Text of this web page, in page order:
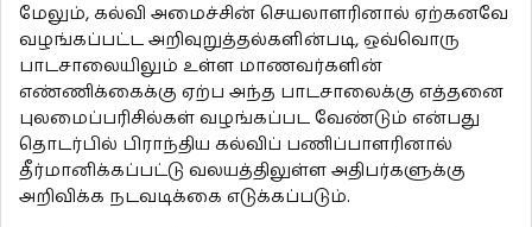
மேலும், கல்வி அமைச்சின் செயலாளரினால் ஏற்கனவே
வழங்கப்பட்ட அறிவுறுத்தல்களின்படி, ஒவ்வொரு
பாடசாலையிலும் உள்ள மாணவர்களின்
எண்ணிக்கைக்கு ஏற்ப அந்த பாடசாலைக்கு எத்தனை
புலமைப்பரிசில்கள் வழங்கப்பட வேண்டும் என்பது
தொடர்பில் பிராந்திய கல்விப் பணிப்பாளரினால்
தீர்மானிக்கப்பட்டு வலயத்திலுள்ள அதிபர்களுக்கு
அறிவிக்க நடவடிக்கை எடுக்கப்படும்.